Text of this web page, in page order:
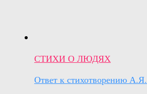
СТИХИ О ЛЮДЯХ
Ответ к стихотворению